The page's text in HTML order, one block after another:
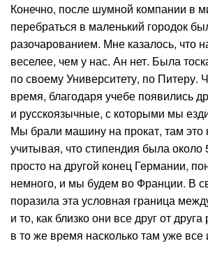
Конечно, после шумной компании в
перебраться в маленький городок
разочарованием. Мне казалось, что
веселее, чем у нас. Ан нет. Была
по своему Университету, по Питеру.
время, благодаря учебе появились
и русскоязычные, с которыми мы
Мы брали машину на прокат, там это
учитывая, что стипендия была около
просто на другой конец Германии,
немного, и мы будем во Франции. В
поразила эта условная граница
и то, как близко они все друг от
в то же время насколько там уже все